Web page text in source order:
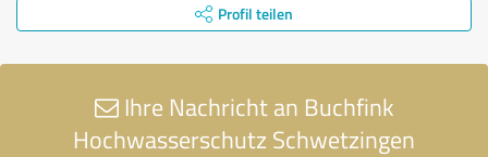
Profil teilen
Ihre Nachricht an Buchfink
Hochwasserschutz Schwetzingen